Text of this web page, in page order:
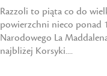
Razzoli to piąta co do
powierzchni nieco ponad
Narodowego La
najbliżej Korsyki....